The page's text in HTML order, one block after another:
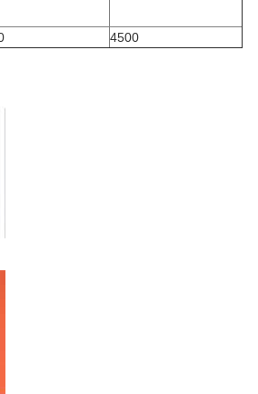
4500